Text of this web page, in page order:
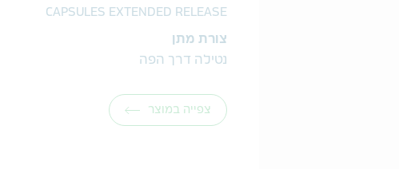
CAPSULES EXTENDED RELEASE
צורת מתן
נטילה דרך הפה
צפייה במוצר